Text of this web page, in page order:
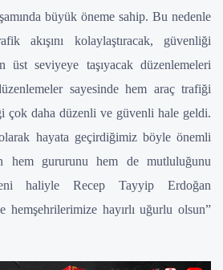
büyük öneme sahip. Bu nedenle
akışını kolaylaştıracak, güvenliği
üst seviyeye taşıyacak düzenlemeleri
sayesinde hem araç trafiği
çok daha düzenli ve güvenli hale geldi.
hayata geçirdiğimiz böyle önemli
hem gururunu hem de mutluluğunu
haliyle Recep Tayyip Erdoğan
hemşehrilerimize hayırlı uğurlu olsun”